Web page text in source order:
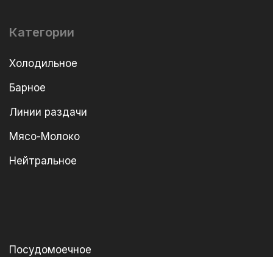
Категории
Холодильное
Барное
Линии раздачи
Мясо-Молоко
Нейтральное
Посудомоечное